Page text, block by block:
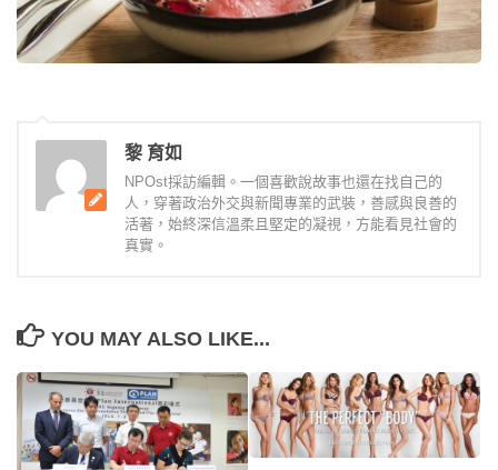
黎 育如
NPOst採訪編輯。一個喜歡說故事也還在找自己的
人，穿著政治外交與新聞專業的武裝，善感與良善的
活著，始終深信溫柔且堅定的凝視，方能看見社會的
真實。
YOU MAY ALSO LIKE...